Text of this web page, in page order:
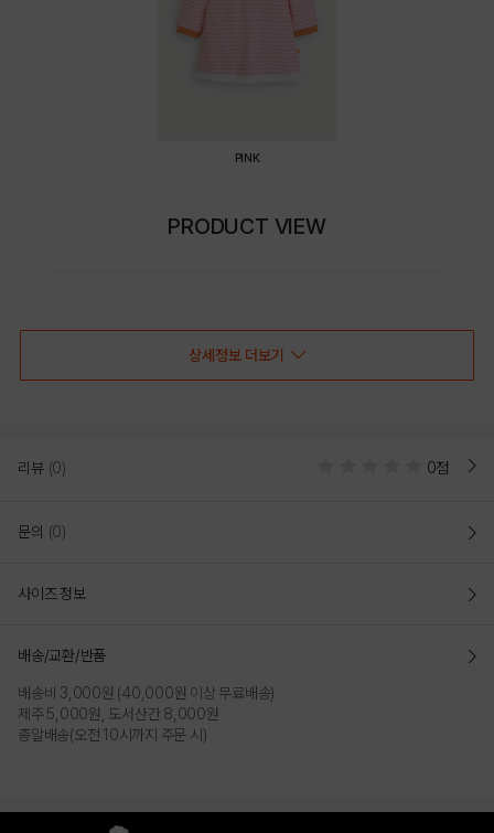
PINK
PRODUCT VIEW
상세정보 더보기
리뷰 (0) 0점
문의 (0)
사이즈 정보
배송/교환/반품
배송비 3,000원 (40,000원 이상 무료배송)
제주 5,000원, 도서산간 8,000원
총알배송(오전 10시까지 주문 시)